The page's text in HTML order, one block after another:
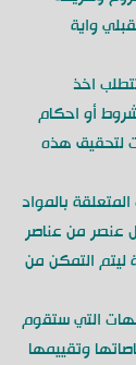
واية
تتطلب اخذ
أو احكام
لتحقيق هذه
المتعلقة بالمواد
عنصر من عناصر
ليتم التمكن من
التي ستقوم
وتقييمها